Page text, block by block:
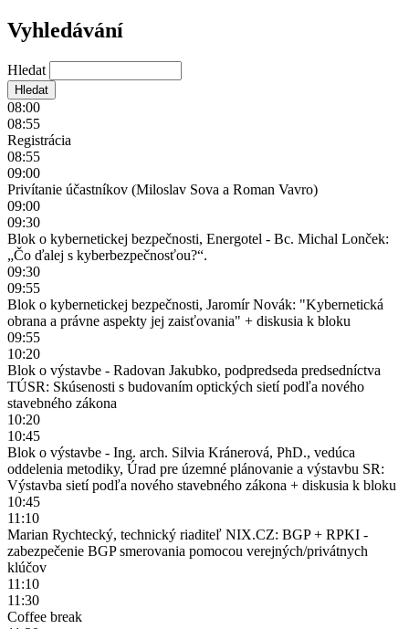
Vyhledávání
Hledat
08:00
08:55
Registrácia
08:55
09:00
Privítanie účastníkov (Miloslav Sova a Roman Vavro)
09:00
09:30
Blok o kybernetickej bezpečnosti, Energotel - Bc. Michal Lonček:
„Čo ďalej s kyberbezpečnosťou?“.
09:30
09:55
Blok o kybernetickej bezpečnosti, Jaromír Novák: "Kybernetická
obrana a právne aspekty jej zaisťovania" + diskusia k bloku
09:55
10:20
Blok o výstavbe - Radovan Jakubko, podpredseda predsedníctva
TÚSR: Skúsenosti s budovaním optických sietí podľa nového
stavebného zákona
10:20
10:45
Blok o výstavbe - Ing. arch. Silvia Kránerová, PhD., vedúca
oddelenia metodiky, Úrad pre územné plánovanie a výstavbu SR:
Výstavba sietí podľa nového stavebného zákona + diskusia k bloku
10:45
11:10
Marian Rychtecký, technický riaditeľ NIX.CZ: BGP + RPKI -
zabezpečenie BGP smerovania pomocou verejných/privátnych
klúčov
11:10
11:30
Coffee break